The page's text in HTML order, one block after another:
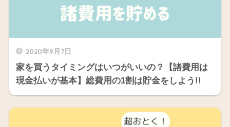
2020年9月7日
家を買うタイミングはいつがいいの？【諸費用は
現金払いが基本】総費用の1割は貯金をしよう!!